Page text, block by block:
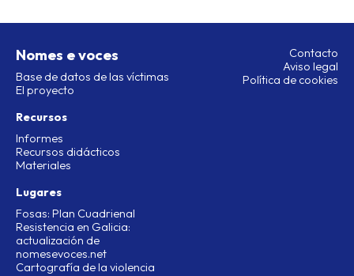
Nomes e voces
Base de datos de las víctimas
El proyecto
Recursos
Informes
Recursos didácticos
Materiales
Lugares
Fosas: Plan Cuadrienal
Resistencia en Galicia:
actualización de
nomesevoces.net
Cartografía de la violencia
Contacto
Aviso legal
Política de cookies